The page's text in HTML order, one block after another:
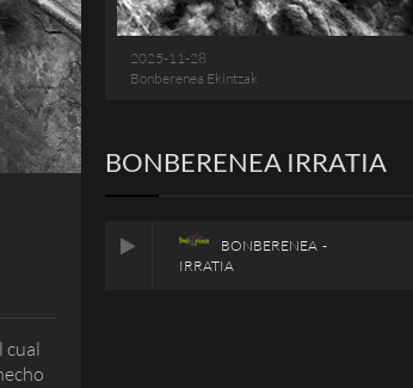
cual
2025-11-28
Bonberenea Ekintzak
BONBERENEA IRRATIA
BONBERENEA -
IRRATIA